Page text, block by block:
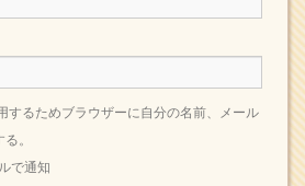
するためブラウザーに自分の名前、メール
。
で通知